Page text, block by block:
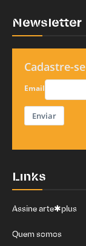
Newsletter
Cadastre-
Email
Enviar
Links
Assine arte✱plus
Quem somos